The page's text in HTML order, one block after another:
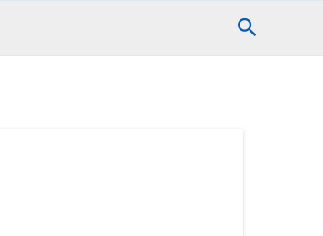
Buscar